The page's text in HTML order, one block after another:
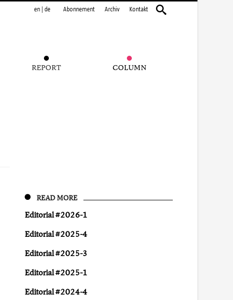
en de Abonnement Archiv Kontakt
REPORT COLUMN
READ MORE
Editorial #2026-1
Editorial #2025-4
Editorial #2025-3
Editorial #2025-1
Editorial #2024-4